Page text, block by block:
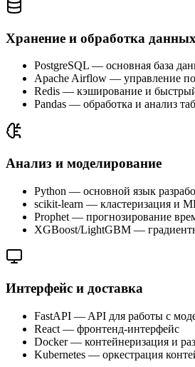
Хранение и обработка данных
PostgreSQL — основная база
Apache Airflow — управление
Redis — кэширование и
Pandas — обработка и анализ
Анализ и моделирование
Python — основной язык
scikit-learn — кластеризация и
Prophet — прогнозирование
XGBoost/LightGBM —
Интерфейс и доставка
FastAPI — API для работы с
React — фронтенд-интерфейс
Docker — контейнеризация и
Kubernetes — оркестрация